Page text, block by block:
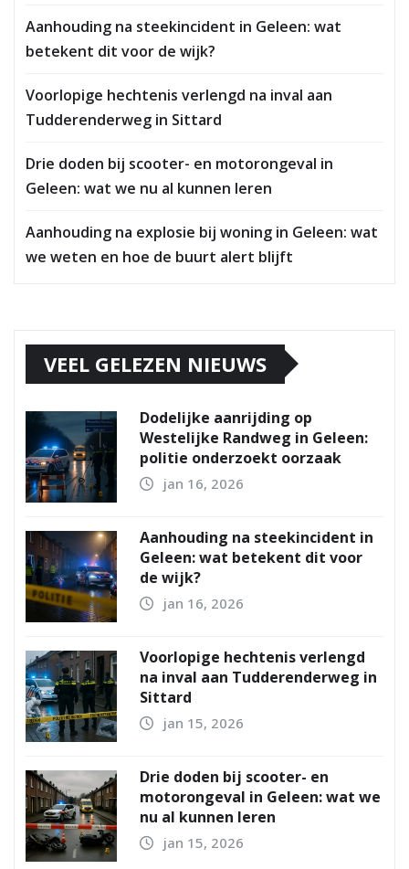
Aanhouding na steekincident in Geleen: wat
betekent dit voor de wijk?
Voorlopige hechtenis verlengd na inval aan
Tudderenderweg in Sittard
Drie doden bij scooter- en motorongeval in
Geleen: wat we nu al kunnen leren
Aanhouding na explosie bij woning in Geleen: wat
we weten en hoe de buurt alert blijft
VEEL GELEZEN NIEUWS
Dodelijke aanrijding op
Westelijke Randweg in Geleen:
politie onderzoekt oorzaak
jan 16, 2026
Aanhouding na steekincident in
Geleen: wat betekent dit voor
de wijk?
jan 16, 2026
Voorlopige hechtenis verlengd
na inval aan Tudderenderweg in
Sittard
jan 15, 2026
Drie doden bij scooter- en
motorongeval in Geleen: wat we
nu al kunnen leren
jan 15, 2026